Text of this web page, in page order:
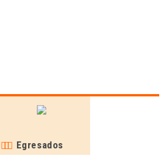
Egresados